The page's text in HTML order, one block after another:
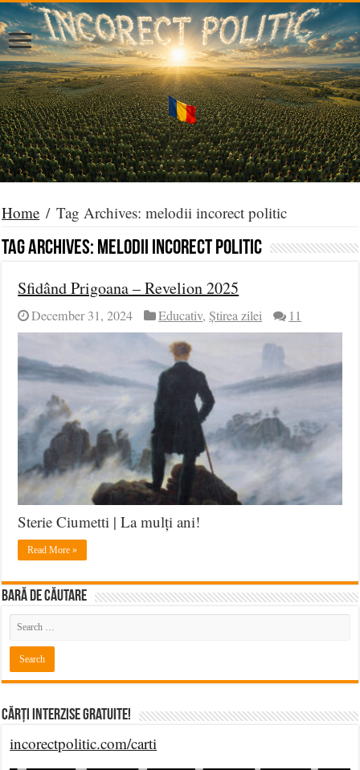
Home / Tag Archives: melodii incorect politic
Tag Archives: melodii incorect politic
Sfidând Prigoana – Revelion 2025
December 31, 2024 Educativ,Știrea zilei 11
Sterie Ciumetti | La mulți ani!
Read More »
BARĂ DE CĂUTARE
Cărți Interzise Gratuite!
incorectpolitic.com/carti